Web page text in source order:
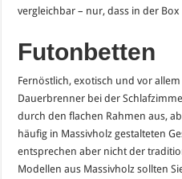
vergleichbar – nur, dass in der
Futonbetten
Fernöstlich, exotisch und vor allem
Dauerbrenner bei der
durch den flachen Rahmen aus,
häufig in Massivholz gestalteten
entsprechen aber nicht der
Modellen aus Massivholz sollten